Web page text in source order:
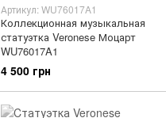
Артикул: WU76017A1
Коллекционная музыкальная
статуэтка Veronese Моцарт
WU76017A1
4 500 грн